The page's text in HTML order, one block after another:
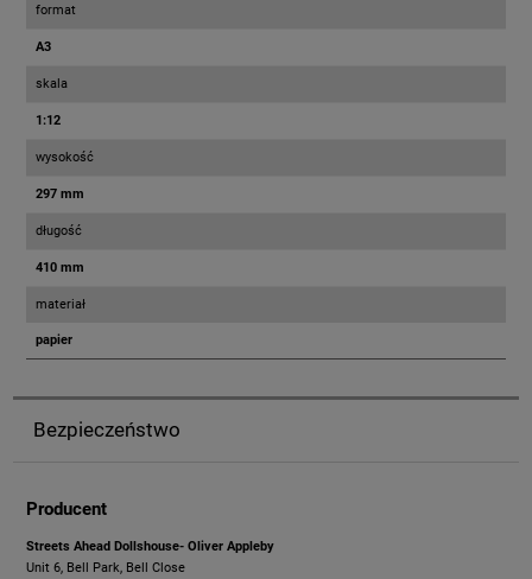
format
A3
skala
1:12
wysokość
297 mm
długość
410 mm
materiał
papier
Bezpieczeństwo
Producent
Streets Ahead Dollshouse- Oliver Appleby
Unit 6, Bell Park, Bell Close